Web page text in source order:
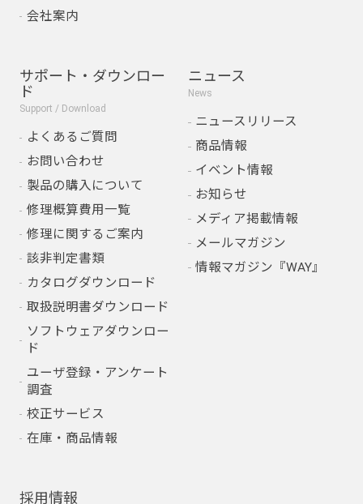
会社案内
サポート・ダウンロー
ド
Support / Download
よくあるご質問
お問い合わせ
製品の購入について
修理概算費用一覧
修理に関するご案内
該非判定書類
カタログダウンロード
取扱説明書ダウンロード
ソフトウェアダウンロー
ド
ユーザ登録・アンケート
調査
校正サービス
在庫・商品情報
ニュース
News
ニュースリリース
商品情報
イベント情報
お知らせ
メディア掲載情報
メールマガジン
情報マガジン『WAY』
採用情報